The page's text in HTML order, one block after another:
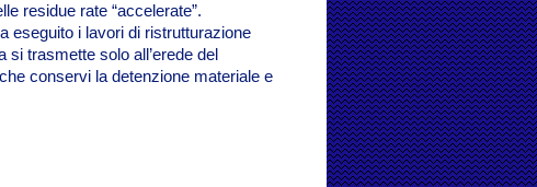
residue rate “accelerate”.
eseguito i lavori di ristrutturazione
si trasmette solo all’erede del
conservi la detenzione materiale e